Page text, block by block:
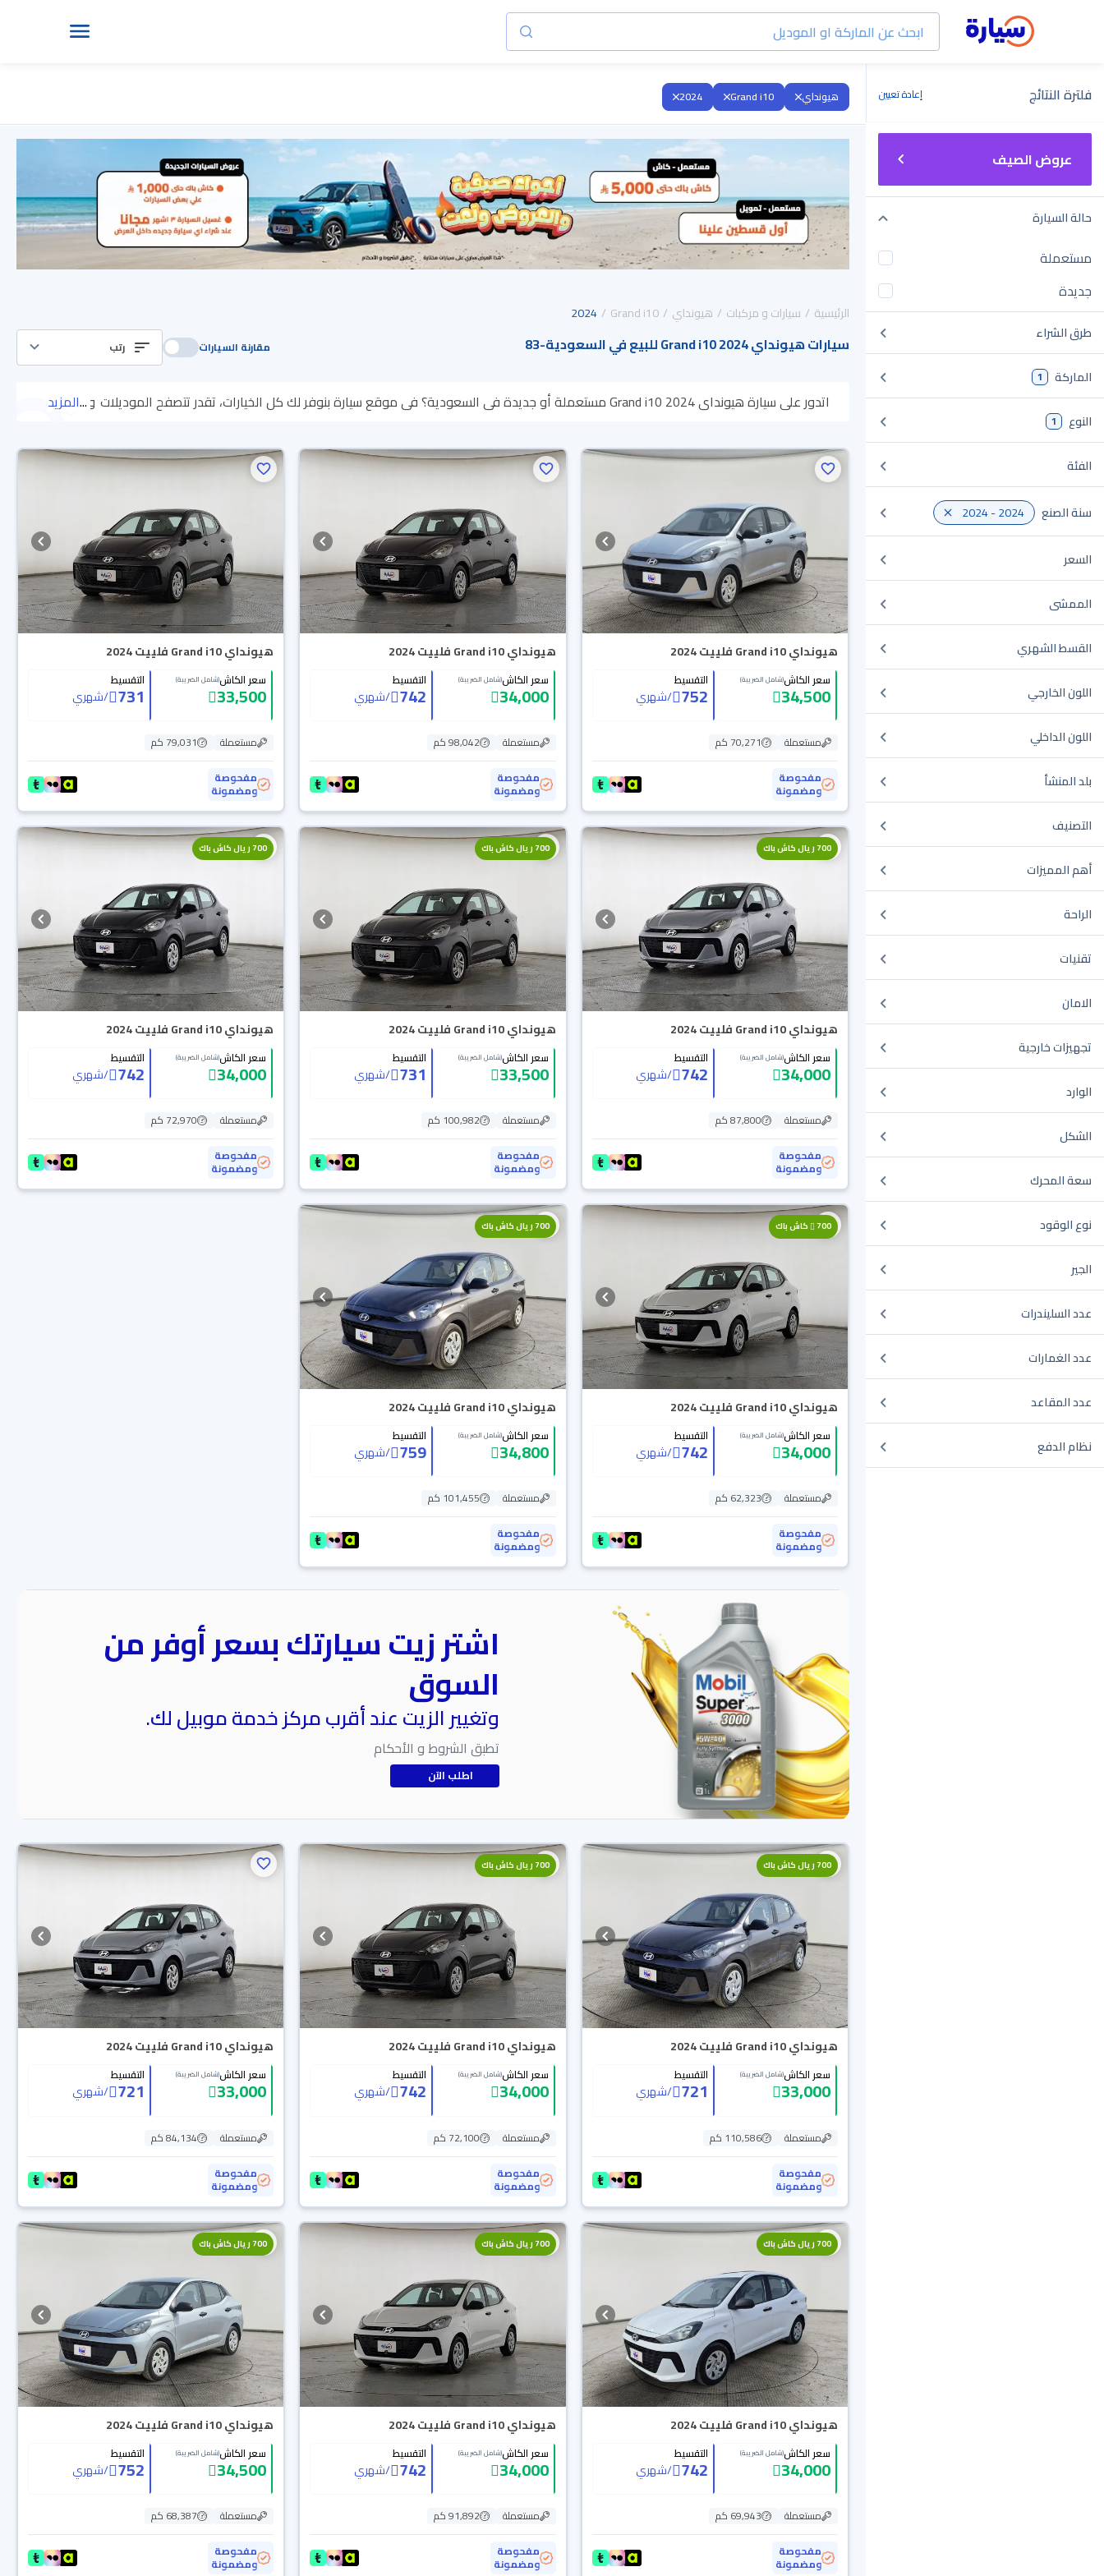
فلترة النتائج إعادة تعيين
عروض الصيف
حالة السيارة
مستعملة
جديدة
طرق الشراء
الماركة 1
النوع 1
الفئة
سنة الصنع 2024 - 2024
السعر
الممشى
القسط الشهري
اللون الخارجي
اللون الداخلي
بلد المنشأ
التصنيف
أهم المميزات
الراحة
تقنيات
الامان
تجهيزات خارجية
الوارد
الشكل
سعة المحرك
نوع الوقود
الجير
عدد السليندرات
عدد الغمارات
عدد المقاعد
نظام الدفع
هيونداي Grand i10
2024
الرئيسية سيارات و مركبات هيونداي Grand i10
2024
سيارات هيونداي Grand i10 2024 للبيع في السعودية -
83 مقارنة السيارات رتب
اتدور على سيارة هيونداي Grand i10 2024 مستعملة أو جديدة في السعودية؟ في موقع سيارة بنوفر لك كل الخيارات، تقدر تتصفح الموديلات
وتختار
وتحجزها أونلاين، وبتوصلك لين باب بيتك.
...المزيد
هيونداي Grand i10 فلييت 2024
سعر الكاش(شامل الضريبة)
34,500
التقسيط
752
/شهري
مستعملة
70,271 كم
مفحوصة
ومضمونة
هيونداي Grand i10 فلييت 2024
سعر الكاش(شامل الضريبة)
34,000
التقسيط
742
/شهري
مستعملة
98,042 كم
مفحوصة
ومضمونة
هيونداي Grand i10 فلييت 2024
سعر الكاش(شامل الضريبة)
33,500
التقسيط
731
/شهري
مستعملة
79,031 كم
مفحوصة
ومضمونة
700 ريال كاش باك
هيونداي Grand i10 فلييت 2024
سعر الكاش(شامل الضريبة)
34,000
التقسيط
742
/شهري
مستعملة
87,800 كم
مفحوصة
ومضمونة
700 ريال كاش باك
هيونداي Grand i10 فلييت 2024
سعر الكاش(شامل الضريبة)
33,500
التقسيط
731
/شهري
مستعملة
100,982 كم
مفحوصة
ومضمونة
700 ريال كاش باك
هيونداي Grand i10 فلييت 2024
سعر الكاش(شامل الضريبة)
34,000
التقسيط
742
/شهري
مستعملة
72,970 كم
مفحوصة
ومضمونة
700 كاش باك
هيونداي Grand i10 فلييت 2024
سعر الكاش(شامل الضريبة)
34,000
التقسيط
742
/شهري
مستعملة
62,323 كم
مفحوصة
ومضمونة
700 ريال كاش باك
هيونداي Grand i10 فلييت 2024
سعر الكاش(شامل الضريبة)
34,800
التقسيط
759
/شهري
مستعملة
101,455 كم
مفحوصة
ومضمونة
اشتر زيت سيارتك بسعر أوفر من
السوق
وتغيير الزيت عند أقرب مركز خدمة موبيل لك.
تطبق الشروط و الأحكام
اطلب الآن
700 ريال كاش باك
هيونداي Grand i10 فلييت 2024
سعر الكاش(شامل الضريبة)
33,000
التقسيط
721
/شهري
مستعملة
110,586 كم
مفحوصة
ومضمونة
700 ريال كاش باك
هيونداي Grand i10 فلييت 2024
سعر الكاش(شامل الضريبة)
34,000
التقسيط
742
/شهري
مستعملة
72,100 كم
مفحوصة
ومضمونة
هيونداي Grand i10 فلييت 2024
سعر الكاش(شامل الضريبة)
33,000
التقسيط
721
/شهري
مستعملة
84,134 كم
مفحوصة
ومضمونة
700 ريال كاش باك
هيونداي Grand i10 فلييت 2024
سعر الكاش(شامل الضريبة)
34,000
التقسيط
742
/شهري
مستعملة
69,943 كم
مفحوصة
ومضمونة
700 ريال كاش باك
هيونداي Grand i10 فلييت 2024
سعر الكاش(شامل الضريبة)
34,000
التقسيط
742
/شهري
مستعملة
91,892 كم
مفحوصة
ومضمونة
700 ريال كاش باك
هيونداي Grand i10 فلييت 2024
سعر الكاش(شامل الضريبة)
34,500
التقسيط
752
/شهري
مستعملة
68,387 كم
مفحوصة
ومضمونة